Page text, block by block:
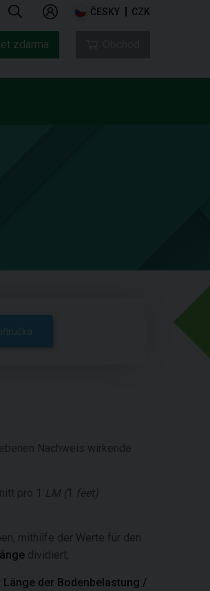
ČESKY CZK
zdarma
Nachweis wirkende
pro 1 LM (1 feet )
mithilfe der Werte für den
dividiert,
Länge der Bodenbelastung /